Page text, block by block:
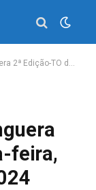
feira, 10 de dezembro de 2024
feira,